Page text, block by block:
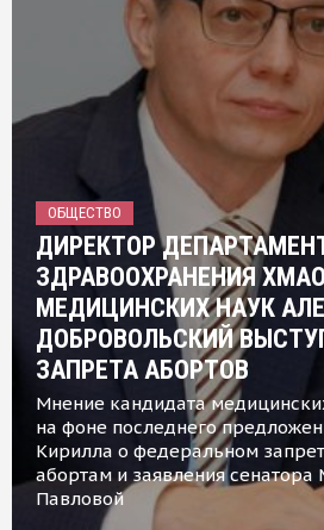
ОБЩЕСТВО
ДИРЕКТОР
ЗДРАВООХРАНЕНИЯ
МЕДИЦИНСКИХ НАУК
ДОБРОВОЛЬСКИЙ
ЗАПРЕТА АБОРТОВ
Мнение кандидата
на фоне последнего
Кирилла о федеральном
абортам и заявления сенатора
Павловой